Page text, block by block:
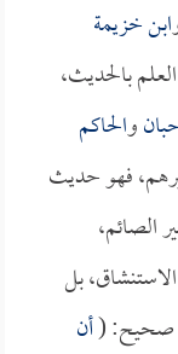
ابن خزيمة
بالحديث،
والحاكم
فهو حديث
الصائم،
بل
صحيح: (أن